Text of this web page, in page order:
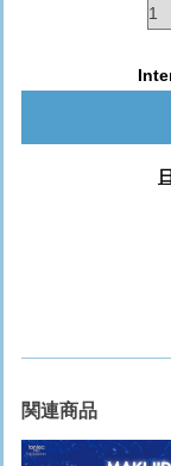
関連商品